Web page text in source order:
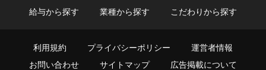
給与から探す
業種から探す こだわりから探す
利用規約 プライバシーポリシー
運営者情報
お問い合わせ
サイトマップ 広告掲載について